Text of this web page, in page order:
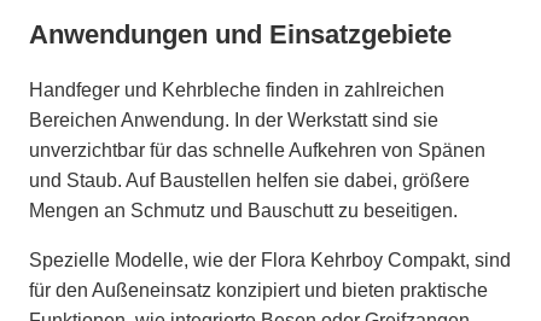
Anwendungen und Einsatzgebiete
Handfeger und Kehrbleche finden in zahlreichen
Bereichen Anwendung. In der Werkstatt sind sie
unverzichtbar für das schnelle Aufkehren von Spänen
und Staub. Auf Baustellen helfen sie dabei, größere
Mengen an Schmutz und Bauschutt zu beseitigen.
Spezielle Modelle, wie der Flora Kehrboy Compakt, sind
für den Außeneinsatz konzipiert und bieten praktische